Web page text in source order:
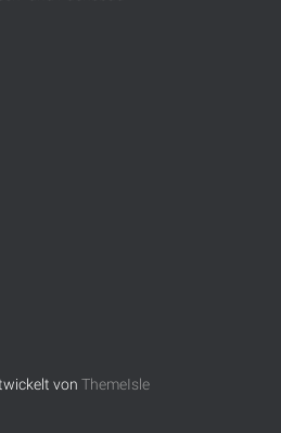
von ThemeIsle